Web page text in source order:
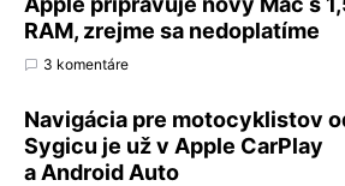
RAM, zrejme sa nedoplatíme
3 komentáre
Navigácia pre motocyklistov
Sygicu je už v Apple CarPlay
a Android Auto